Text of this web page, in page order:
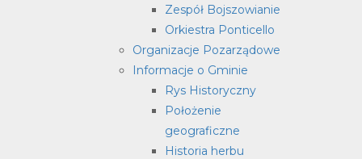
Zespół Bojszowianie
Orkiestra Ponticello
Organizacje Pozarządowe
Informacje o Gminie
Rys Historyczny
Położenie
geograficzne
Historia herbu